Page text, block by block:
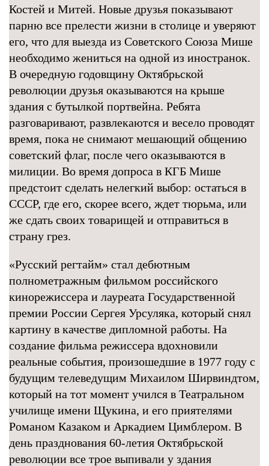
Костей и Митей. Новые друзья показывают
парню все прелести жизни в столице и уверяют
его, что для выезда из Советского Союза Мише
необходимо жениться на одной из иностранок.
В очередную годовщину Октябрьской
революции друзья оказываются на крыше
здания с бутылкой портвейна. Ребята
разговаривают, развлекаются и весело проводят
время, пока не снимают мешающий общению
советский флаг, после чего оказываются в
милиции. Во время допроса в КГБ Мише
предстоит сделать нелегкий выбор: остаться в
СССР, где его, скорее всего, ждет тюрьма, или
же сдать своих товарищей и отправиться в
страну грез.
«Русский регтайм» стал дебютным
полнометражным фильмом российского
кинорежиссера и лауреата Государственной
премии России Сергея Урсуляка, который снял
картину в качестве дипломной работы. На
создание фильма режиссера вдохновили
реальные события, произошедшие в 1977 году с
будущим телеведущим Михаилом Ширвиндтом,
который на тот момент учился в Театральном
училище имени Щукина, и его приятелями
Романом Казаком и Аркадием Цимблером. В
день празднования 60-летия Октябрьской
революции все трое выпивали у здания